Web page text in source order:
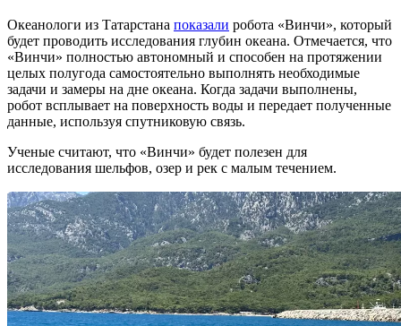
Океанологи из Татарстана показали робота «Винчи», который
будет проводить исследования глубин океана. Отмечается, что
«Винчи» полностью автономный и способен на протяжении
целых полугода самостоятельно выполнять необходимые
задачи и замеры на дне океана. Когда задачи выполнены,
робот всплывает на поверхность воды и передает полученные
данные, используя спутниковую связь.
Ученые считают, что «Винчи» будет полезен для
исследования шельфов, озер и рек с малым течением.